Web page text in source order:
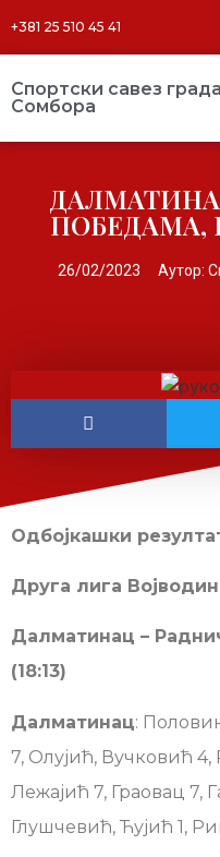
+381 25 510 45 41
Спортски савез града
Сомбора​
ПОБЕДАМА,
26/02/2023 Аутор:
Одбојкашки
Друга лига
Далматинац –
(18:13)
Далматинац:
7, Олујић, Вучковић
Лежајић 7, Граовац 7,
Глушчевић, Ћујић 1,